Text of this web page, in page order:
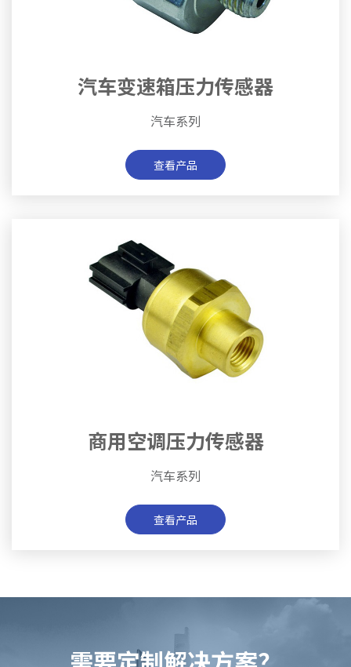
汽车变速箱压力传感器
汽车系列
查看产品
商用空调压力传感器
汽车系列
查看产品